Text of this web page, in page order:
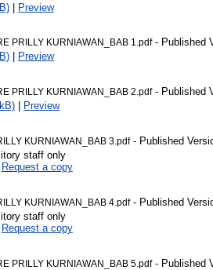
| Preview
PRILLY KURNIAWAN_BAB 1.pdf- Published
|
Preview
PRILLY KURNIAWAN_BAB 2.pdf- Published
|
Preview
KURNIAWAN_BAB 3.pdf- Published
staff only
Request a copy
KURNIAWAN_BAB 4.pdf- Published
staff only
Request a copy
PRILLY KURNIAWAN_BAB 5.pdf- Published